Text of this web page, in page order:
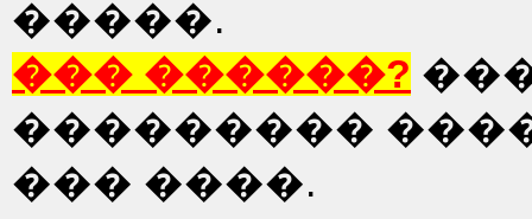
�����.
��� ������?
���������
��� ����.